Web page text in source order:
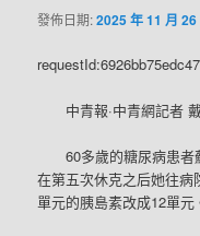
發佈日期:2025 年 11 月 26
中青報·中青網記者
60多歲的糖尿病患者
在第五次休克之后她往
單元的胰島素改成12單元